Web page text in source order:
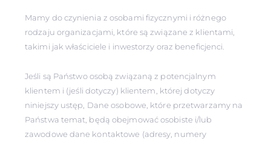
Mamy do czynienia z osobami fizycznymi i różnego
rodzaju organizacjami, które są związane z klientami,
takimi jak właściciele i inwestorzy oraz beneficjenci.
Jeśli są Państwo osobą związaną z potencjalnym
klientem i (jeśli dotyczy) klientem, której dotyczy
niniejszy ustęp, Dane osobowe, które przetwarzamy na
Państwa temat, będą obejmować osobiste i/lub
zawodowe dane kontaktowe (adresy, numery